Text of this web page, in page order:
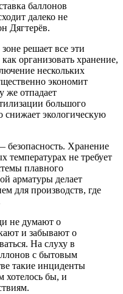
баллонов
далеко не
Дягтерёв.
решает все эти
организовать хранение,
нескольких
экономит
же отпадает
большого
снижает экологическую
Хранение
температурах не требует
плавного
арматуры делает
для производств, где
не думают о
и забывают о
На слуху в
с бытовым
такие инциденты
хотелось бы, и